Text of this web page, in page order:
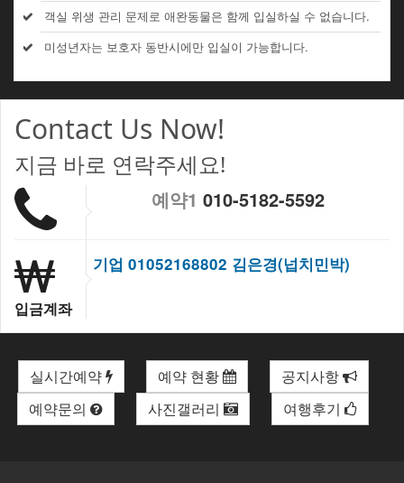
객실 위생 관리 문제로 애완동물은 함께 입실하실 수 없습니다.
미성년자는 보호자 동반시에만 입실이 가능합니다.
Contact Us Now!
지금 바로 연락주세요!
예약1 010-5182-5592
입금계좌
기업 01052168802 김은경(넙치민박)
실시간예약 예약 현황
공지사항
예약문의
사진갤러리 여행후기